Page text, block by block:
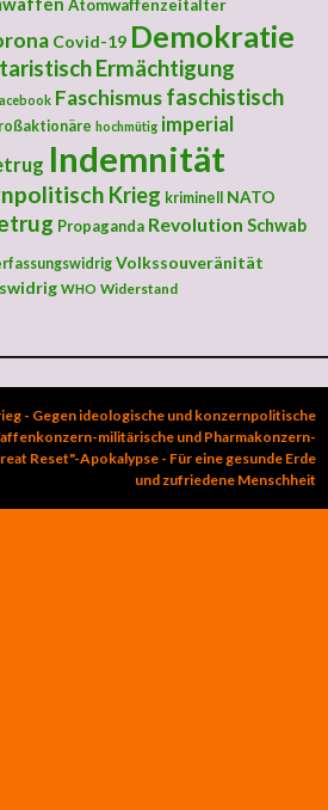
Atomwaffenzeitalter
Covid-19 Demokratie
Ermächtigung
Faschismusfaschistisch
hochmütig imperial
Indemnität
Krieg kriminell
NATO
Propaganda Revolution Schwab
Volkssouveränität
WHO Widerstand
- Gegen ideologische und konzernpolitische
militärische und Pharmakonzern-
Reset"-Apokalypse - Für eine gesunde Erde
und zufriedene Menschheit